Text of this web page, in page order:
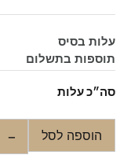
עלות בסיס
תוספות בתשלום
סה״כ עלות
− הוספה לסל